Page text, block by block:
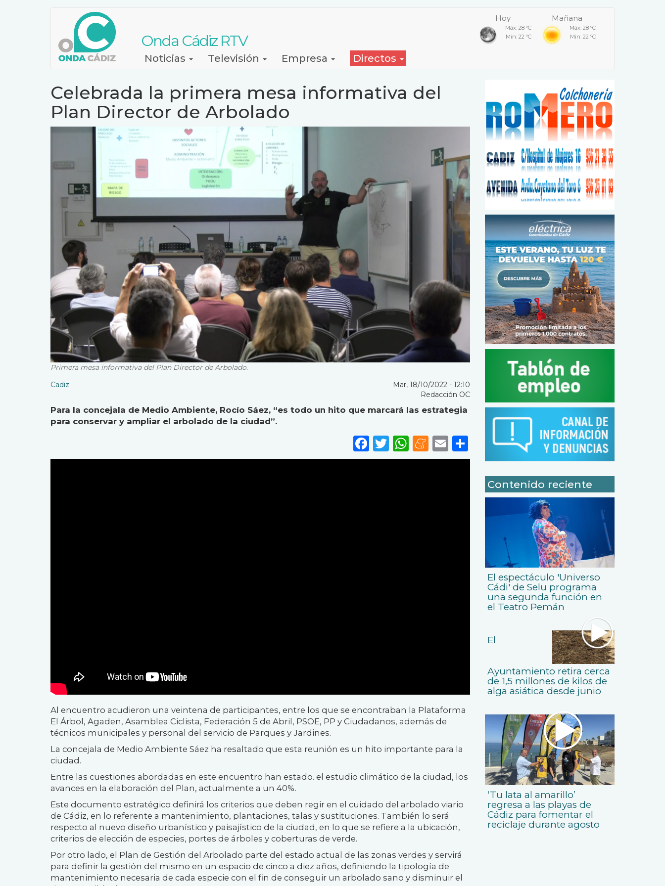
Onda Cádiz RTV
Hoy
Máx: 28 ºC
Min: 22 ºC
Mañana
Máx: 28 ºC
Min: 22 ºC
NavegaciónNoticias Televisión Empresa Directos
Celebrada la primera mesa informativa del
Plan Director de Arbolado
Primera mesa informativa del Plan Director de Arbolado.
Cadiz
Mar, 18/10/2022 - 12:10
Redacción OC
Para la concejala de Medio Ambiente, Rocío Sáez, “es todo un hito que marcará las estrategia
para conservar y ampliar el arbolado de la ciudad”.
Facebook
Twitter
WhatsApp
Meneame
Email
Share
Al encuentro acudieron una veintena de participantes, entre los que se encontraban la Plataforma
El Árbol, Agaden, Asamblea Ciclista, Federación 5 de Abril, PSOE, PP y Ciudadanos, además de
técnicos municipales y personal del servicio de Parques y Jardines.
La concejala de Medio Ambiente Sáez ha resaltado que esta reunión es un hito importante para la
ciudad.
Entre las cuestiones abordadas en este encuentro han estado. el estudio climático de la ciudad, los
avances en la elaboración del Plan, actualmente a un 40%.
Este documento estratégico definirá los criterios que deben regir en el cuidado del arbolado viario
de Cádiz, en lo referente a mantenimiento, plantaciones, talas y sustituciones. También lo será
respecto al nuevo diseño urbanístico y paisajístico de la ciudad, en lo que se refiere a la ubicación,
criterios de elección de especies, portes de árboles y coberturas de verde.
Por otro lado, el Plan de Gestión del Arbolado parte del estado actual de las zonas verdes y servirá
para definir la gestión del mismo en un espacio de cinco a diez años, definiendo la tipología de
mantenimiento necesaria de cada especie con el fin de conseguir un arbolado sano y disminuir el
Contenido reciente
El espectáculo 'Universo
Cádi' de Selu programa
una segunda función en
el Teatro Pemán
El
Ayuntamiento retira cerca
de 1,5 millones de kilos de
alga asiática desde junio
‘Tu lata al amarillo’
regresa a las playas de
Cádiz para fomentar el
reciclaje durante agosto